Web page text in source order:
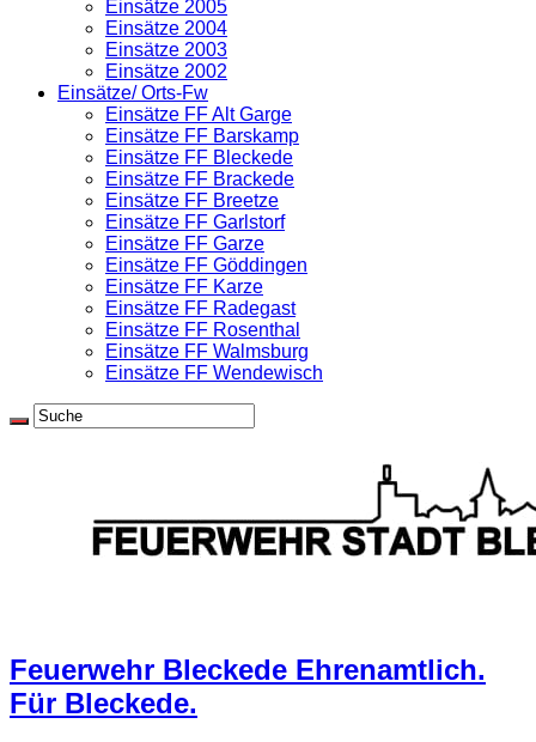
Einsätze 2005
Einsätze 2004
Einsätze 2003
Einsätze 2002
Einsätze/ Orts-Fw
Einsätze FF Alt Garge
Einsätze FF Barskamp
Einsätze FF Bleckede
Einsätze FF Brackede
Einsätze FF Breetze
Einsätze FF Garlstorf
Einsätze FF Garze
Einsätze FF Göddingen
Einsätze FF Karze
Einsätze FF Radegast
Einsätze FF Rosenthal
Einsätze FF Walmsburg
Einsätze FF Wendewisch
Feuerwehr Bleckede Ehrenamtlich.
Für Bleckede.